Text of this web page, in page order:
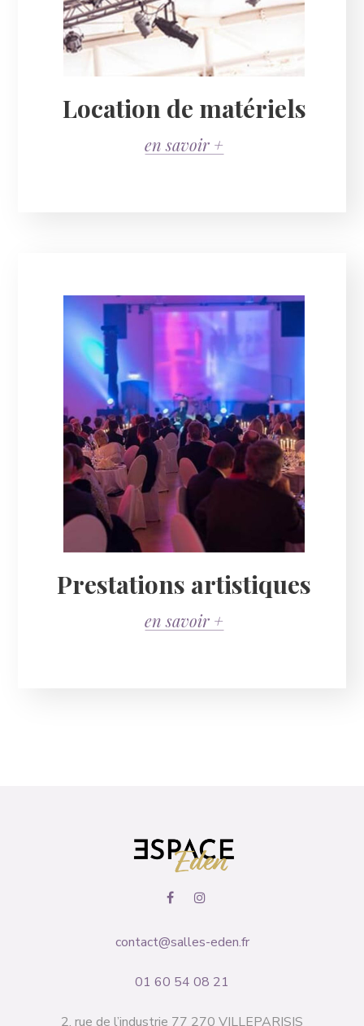
Location de matériels
en savoir +
Prestations artistiques
en savoir +
contact@salles-eden.fr
01 60 54 08 21
2, rue de l’industrie 77 270 VILLEPARISIS